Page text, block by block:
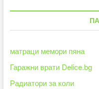
матраци мемори пяна
Гаражни врати Delice.bg
Радиатори за коли